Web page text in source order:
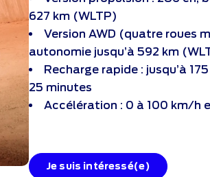
627 km (WLTP)
Version AWD (quatre roues
autonomie jusqu’à 592 km
Recharge rapide : jusqu’à
25 minutes
Accélération : 0 à 100 km/h
Je suis intéressé(e)